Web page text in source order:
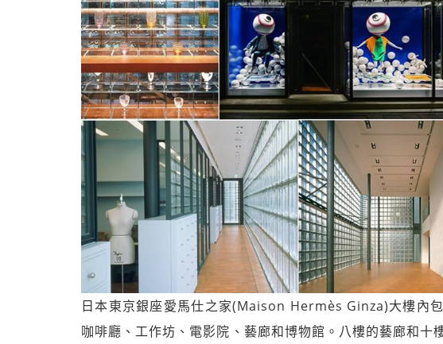
日本東京銀座愛馬仕之家(Maison Hermès Ginza)大樓內
咖啡廳、工作坊、電影院、藝廊和博物館。八樓的藝廊和十